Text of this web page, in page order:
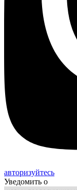
авторизуйтесь
Уведомить о